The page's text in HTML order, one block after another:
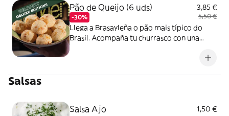
Pão de Queijo (6 uds)
-30%
3,85 €
5,50 €
Llega a Brasayleña o pão mais típico do
Brasil. Acompaña tu churrasco con una
hecho y super esponjoso. Se convertirá en
Salsas
Salsa Ajo
1,50 €